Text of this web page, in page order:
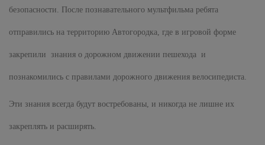
безопасности. После познавательного мультфильма ребята
отправились на территорию Автогородка, где в игровой форме
закрепили знания о дорожном движении пешехода и
познакомились с правилами дорожного движения велосипедиста.
Эти знания всегда будут востребованы, и никогда не лишне их
закреплять и расширять.